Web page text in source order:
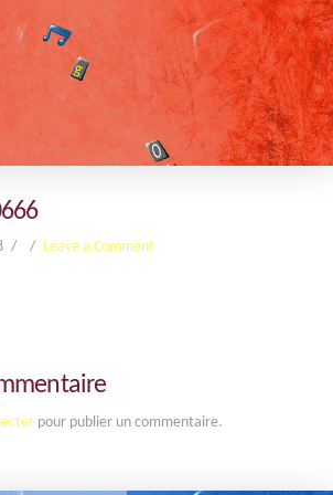
Leave a Comment
pour publier un commentaire.